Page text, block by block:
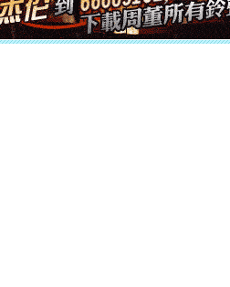
离。水晶之恋祝你新年快乐
[元旦]当我狠下心扭头离去那一刻，你在我
泣，这痛楚让我明白我多么爱你。我转身抱